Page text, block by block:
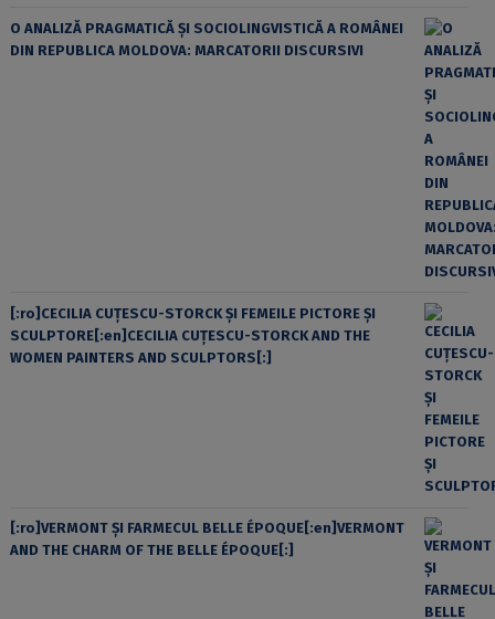
O ANALIZĂ PRAGMATICĂ ȘI SOCIOLINGVISTICĂ A ROMÂNEI
DIN REPUBLICA MOLDOVA: MARCATORII DISCURSIVI
[:ro]CECILIA CUŢESCU-STORCK ŞI FEMEILE PICTORE ŞI
SCULPTORE[:en]CECILIA CUŢESCU-STORCK AND THE
WOMEN PAINTERS AND SCULPTORS[:]
[:ro]VERMONT ȘI FARMECUL BELLE ÉPOQUE[:en]VERMONT
AND THE CHARM OF THE BELLE ÉPOQUE[:]